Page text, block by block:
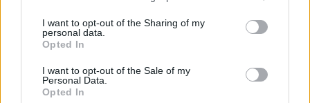
not limited to your visit or usage behaviour. You may click to
grant or deny consent to Google and its third-party tags to
use your data for below specified purposes in below Google
consent section.
I want to opt-out of the Sharing of my
personal data.
Opted In
I want to opt-out of the Sale of my
Personal Data.
Opted In
συνέχεια «χτύπησε από τον δρόμο».
Τόνισε, τέλος, ότι έτρεχε με 40 χλμ. και όχι με 95
χλμ., όπως κατέθεσε ο πραγματογνώμονας της